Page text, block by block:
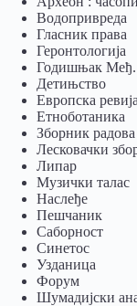
Водопривреда
Гласник права
Геронтологија
Годишњак Међ.
Детињство
Европска
Eтноботаника
Зборник
Лесковачки
Липар
Музички талас
Наслеђе
Пешчаник
Саборност
Синетос
Узданица
Форум
Шумадијски